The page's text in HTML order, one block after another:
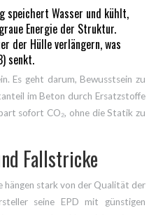
speichert Wasser und kühlt,
Energie der Struktur.
der Hülle verlängern, was
senkt.
Es geht darum, Bewusstsein zu
im Beton durch Ersatzstoffe
sofort CO₂, ohne die Statik zu
Fallstricke
hängen stark von der Qualität der
seine EPD mit günstigen